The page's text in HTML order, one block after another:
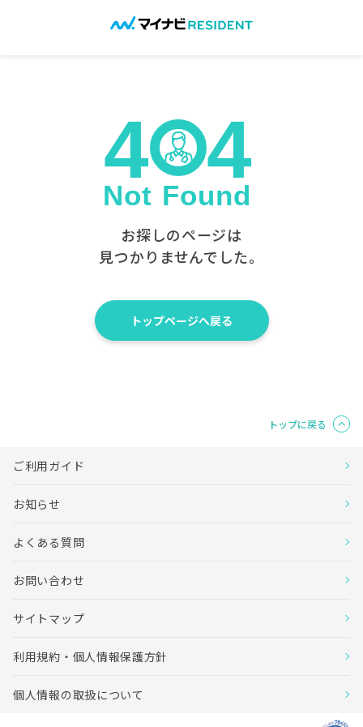
お探しのページは
見つかりませんでした。
トップページへ戻る
トップに戻る
ご利用ガイド
お知らせ
よくある質問
お問い合わせ
サイトマップ
利用規約・個人情報保護方針
個人情報の取扱について